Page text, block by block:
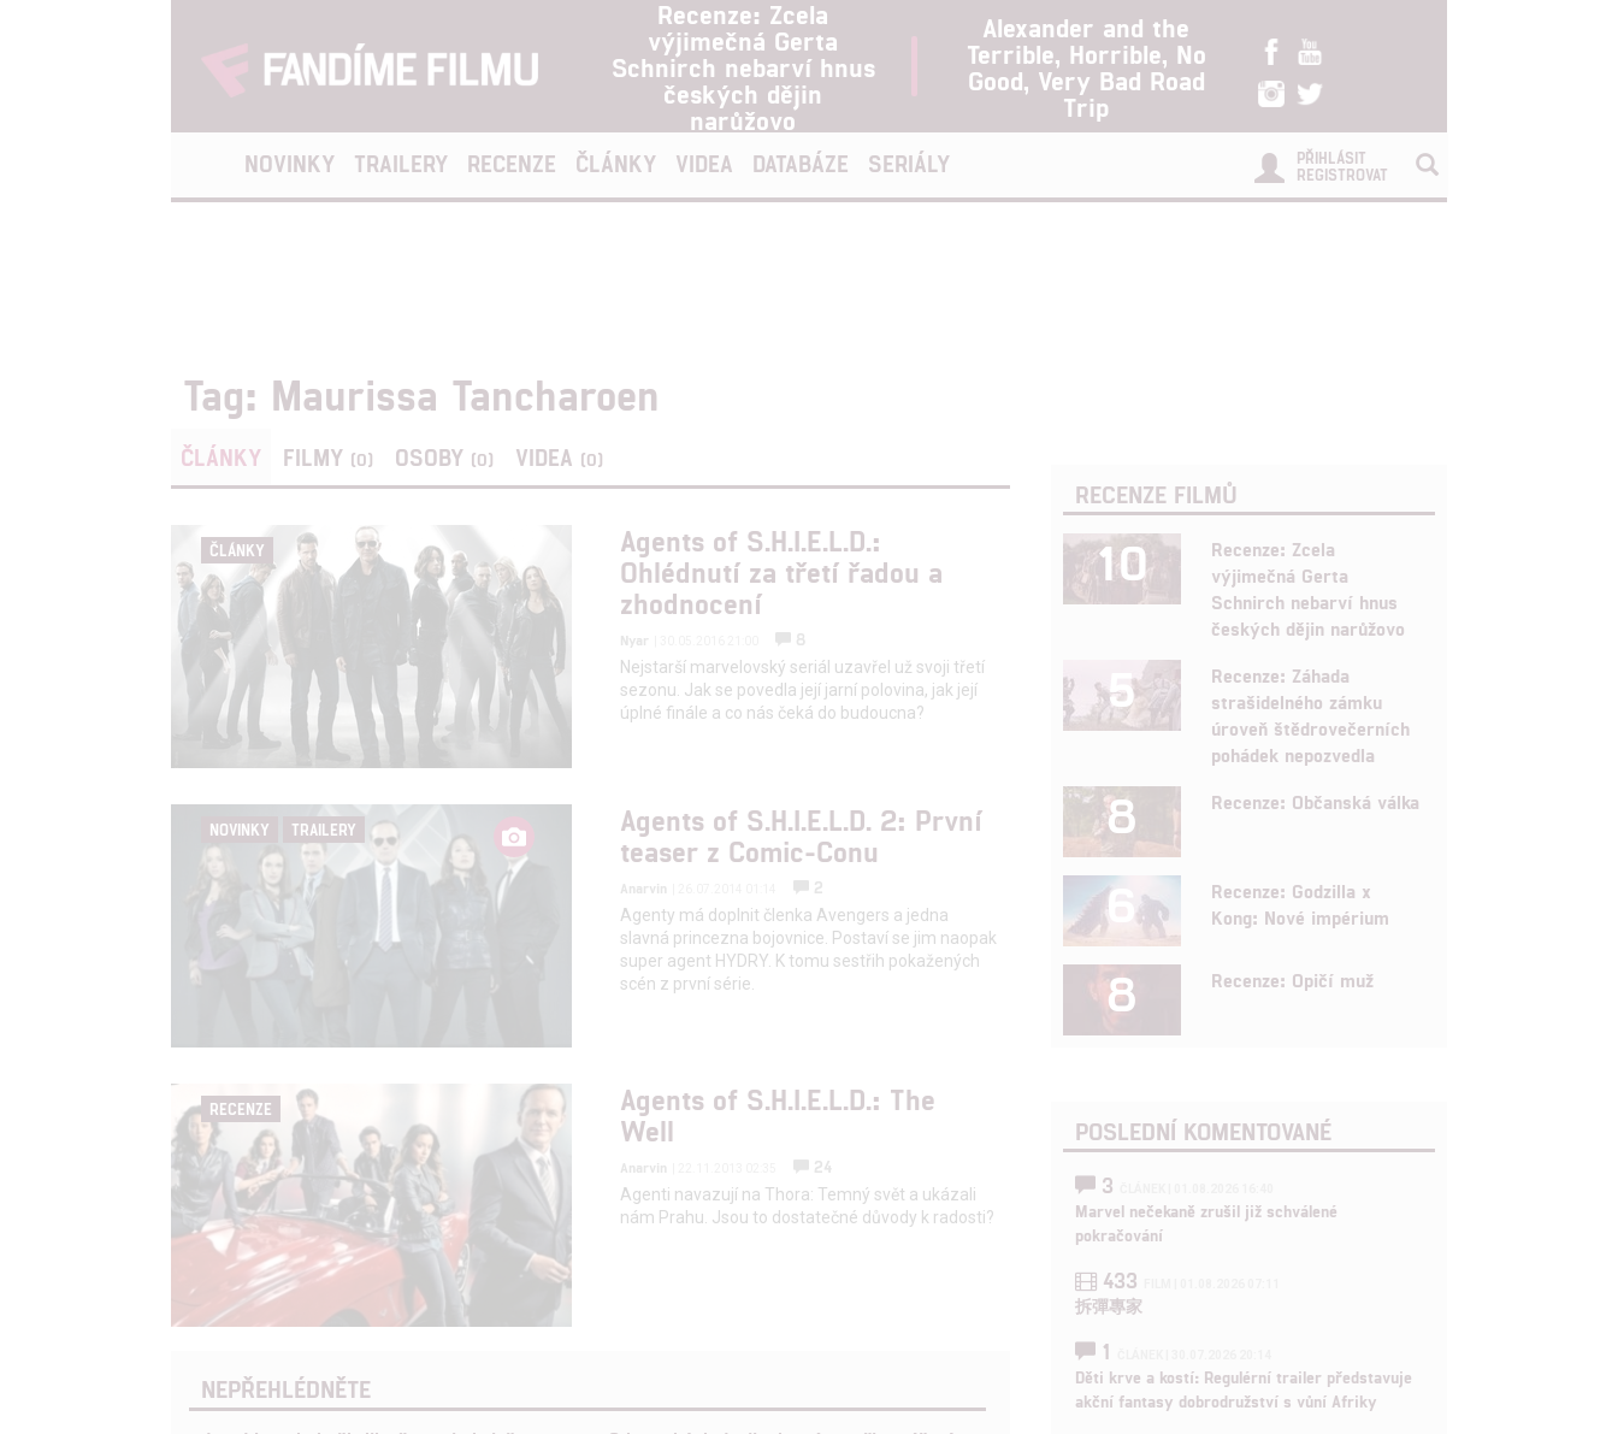
Recenze: Zcela
výjimečná Gerta
Schnirch nebarví hnus
českých dějin
narůžovo
Alexander and the
Terrible, Horrible, No
Good, Very Bad Road
Trip
NOVINKY TRAILERY RECENZE ČLÁNKY VIDEA DATABÁZE SERIÁLY
PŘIHLÁSIT
REGISTROVAT
Tag: Maurissa Tancharoen
ČLÁNKY FILMY (0) OSOBY (0) VIDEA (0)
ČLÁNKY
Agents of S.H.I.E.L.D.:
Ohlédnutí za třetí řadou a
zhodnocení
Nyar
8
Nejstarší marvelovský seriál uzavřel už svoji třetí
sezonu. Jak se povedla její jarní polovina, jak její
úplné finále a co nás čeká do budoucna?
NOVINKY TRAILERY
Agents of S.H.I.E.L.D. 2: První
teaser z Comic-Conu
Anarvin
2
Agenty má doplnit členka Avengers a jedna
slavná princezna bojovnice. Postaví se jim naopak
super agent HYDRY. K tomu sestřih pokažených
scén z první série.
RECENZE
Agents of S.H.I.E.L.D.: The
Well
Anarvin
24
Agenti navazují na Thora: Temný svět a ukázali
nám Prahu. Jsou to dostatečné důvody k radosti?
NEPŘEHLÉDNĚTE
RECENZE FILMŮ
10
Recenze: Zcela
výjimečná Gerta
Schnirch nebarví hnus
českých dějin narůžovo
5
Recenze: Záhada
strašidelného zámku
úroveň štědrovečerních
pohádek nepozvedla
8 Recenze: Občanská válka
6
Recenze: Godzilla x
Kong: Nové impérium
8 Recenze: Opičí muž
POSLEDNÍ KOMENTOVANÉ
3
Marvel nečekaně zrušil již schválené
pokračování
433
拆彈專家
1
Děti krve a kostí: Regulérní trailer představuje
akční fantasy dobrodružství s vůní Afriky